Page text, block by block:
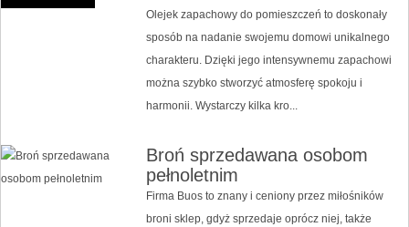
Olejek zapachowy do pomieszczeń to doskonały
sposób na nadanie swojemu domowi unikalnego
charakteru. Dzięki jego intensywnemu zapachowi
można szybko stworzyć atmosferę spokoju i
harmonii. Wystarczy kilka kro...
Broń sprzedawana osobom
pełnoletnim
Firma Buos to znany i ceniony przez miłośników
broni sklep, gdyż sprzedaje oprócz niej, także